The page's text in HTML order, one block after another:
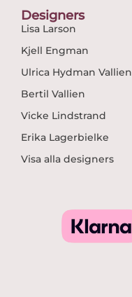
Designers
Lisa Larson
Kjell Engman
Ulrica Hydman Vallien
Bertil Vallien
Vicke Lindstrand
Erika Lagerbielke
Visa alla designers